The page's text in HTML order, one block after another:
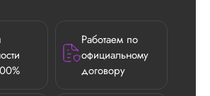
Работаем по
официальному
договору